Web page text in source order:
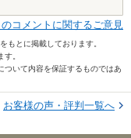
のコメントに関するご意見
もとに掲載しております。
。
いて内容を保証するものではあ
お客様の声・評判一覧へ